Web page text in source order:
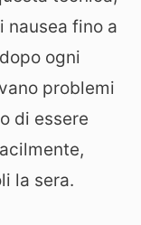
nausea fino a
ogni
problemi
di essere
la sera.